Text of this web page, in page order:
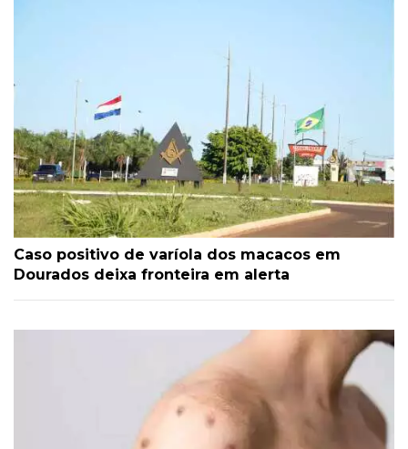
Caso positivo de varíola dos macacos em
Dourados deixa fronteira em alerta